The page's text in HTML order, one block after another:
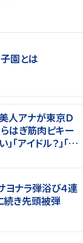
園とは
美人アナが東京Ｄ
はぎ筋肉ピキー
アイドル？」「女
ヨナラ弾浴び４連
き先頭被弾